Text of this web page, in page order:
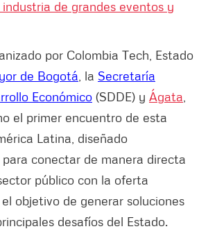
de grandes eventos y
por Colombia Tech, Estado
de Bogotá , la Secretaría
Económico (SDDE) y Ágata
el primer encuentro de esta
Latina, diseñado
conectar de manera directa
público con la oferta
objetivo de generar soluciones
desafíos del Estado.